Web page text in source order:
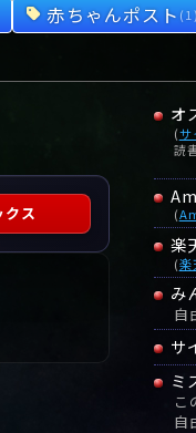
赤ちゃんポスト
クス
オ
(サ
読
(
楽
(楽
み
自
サ
ミ
こ
自